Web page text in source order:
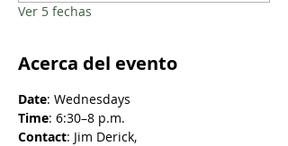
Ver 5 fechas
Acerca del evento
Date: Wednesdays
Time: 6:30–8 p.m.
Contact: Jim Derick,